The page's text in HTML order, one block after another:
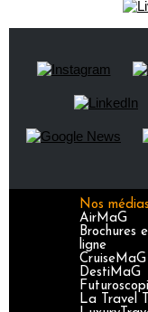
Nos médias
AirMaG
Brochures
ligne
CruiseMaG
DestiMaG
La Travel